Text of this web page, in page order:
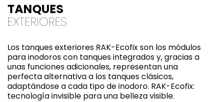
TANQUES
EXTERIORES
Los tanques exteriores RAK-Ecofix son los módulos
para inodoros con tanques integrados y, gracias a
unas funciones adicionales, representan una
perfecta alternativa a los tanques clásicos,
adaptándose a cada tipo de inodoro. RAK-Ecofix:
tecnología invisible para una belleza visible.